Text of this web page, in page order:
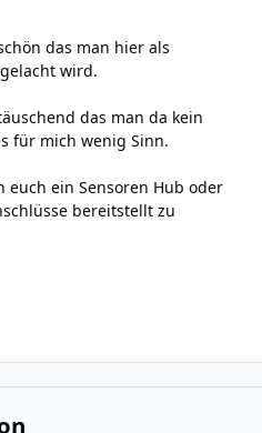
das man hier als
wird.
das man da kein
für mich wenig Sinn.
euch ein Sensoren Hub oder
bereitstellt zu